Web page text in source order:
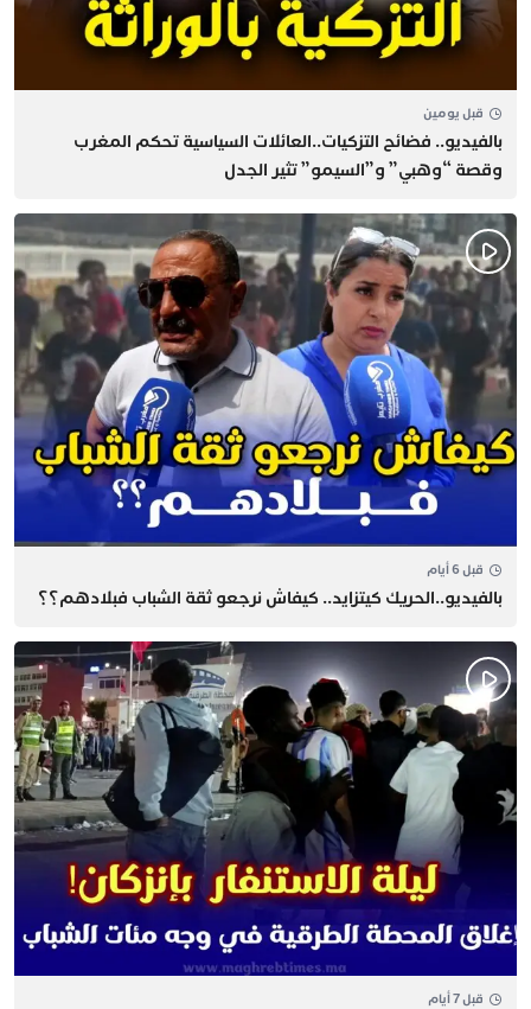
قبل يومين
بالفيديو.. فضائح التزكيات..العائلات السياسية تحكم المغرب
وقصة “وهبي” و”السيمو” تثير الجدل
قبل 6 أيام
بالفيديو..الحريك كيتزايد.. كيفاش نرجعو ثقة الشباب فبلادهم؟؟
قبل 7 أيام